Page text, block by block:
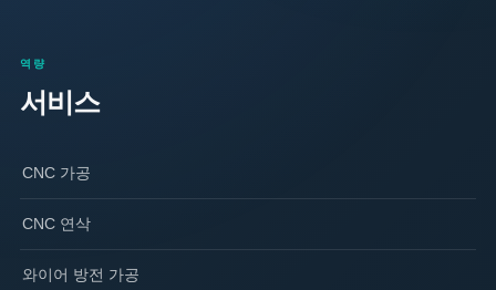
역량
서비스
CNC 가공
CNC 연삭
와이어 방전 가공